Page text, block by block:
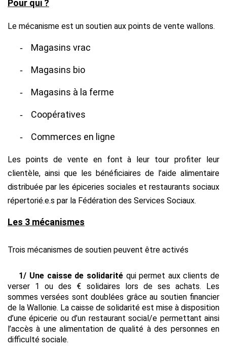
Pour qui ?
Le mécanisme est un soutien aux points de vente wallons.
- Magasins vrac
- Magasins bio
- Magasins à la ferme
- Coopératives
- Commerces en ligne
Les points de vente en font à leur tour profiter leur
clientèle, ainsi que les bénéficiaires de l’aide alimentaire
distribuée par les épiceries sociales et restaurants sociaux
répertorié.e.s par la Fédération des Services Sociaux.
Les 3 mécanismes
Trois mécanismes de soutien peuvent être activés
1/ Une caisse de solidaritéquipermet aux clients de
verser 1 ou des € solidaires lors de ses achats. Les
sommes versées sont doublées grâce au soutien financier
de la Wallonie. La caisse de solidarité est mise à disposition
d’une épicerie ou d’un restaurant social/e permettant ainsi
l’accès à une alimentation de qualité à des personnes en
difficulté sociale.